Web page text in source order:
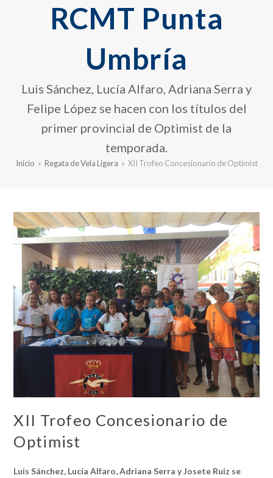
RCMT Punta
Umbría
Luis Sánchez, Lucía Alfaro, Adriana Serra y
Felipe López se hacen con los títulos del
primer provincial de Optimist de la
temporada.
Inicio » Regata de Vela Ligera » XII Trofeo Concesionario de Optimist
XII Trofeo Concesionario de
Optimist
Luis Sánchez, Lucía Alfaro, Adriana Serra y Josete Ruiz se